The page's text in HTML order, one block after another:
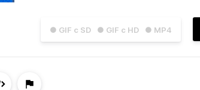
● GIF с SD ● GIF с HD ● MP4